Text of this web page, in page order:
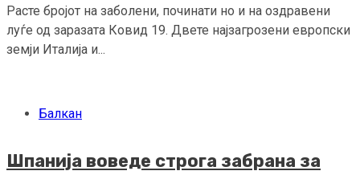
Расте бројот на заболени, починати но и на оздравени
луѓе од заразата Ковид 19. Двете најзагрозени европски
земји Италија и...
Балкан
Шпанија воведе строга забрана за